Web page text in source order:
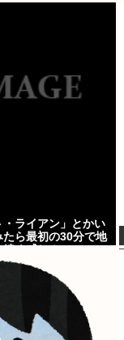
ライアン」とかい
ら最初の30分で地